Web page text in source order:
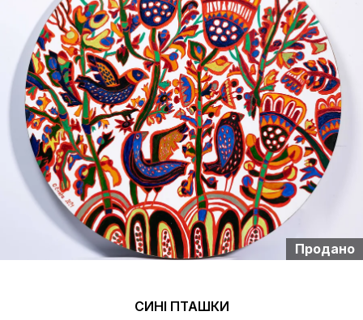
Продано
СИНІ ПТАШКИ